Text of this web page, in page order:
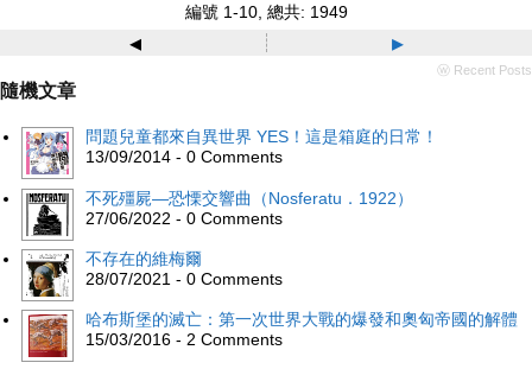
編號 1-10, 總共: 1949
◂ ▸
ⓦ Recent Posts
隨機文章
問題兒童都來自異世界 YES！這是箱庭的日常！
13/09/2014 - 0 Comments
不死殭屍—恐慄交響曲（Nosferatu．1922）
27/06/2022 - 0 Comments
不存在的維梅爾
28/07/2021 - 0 Comments
哈布斯堡的滅亡：第一次世界大戰的爆發和奧匈帝國的解體
15/03/2016 - 2 Comments